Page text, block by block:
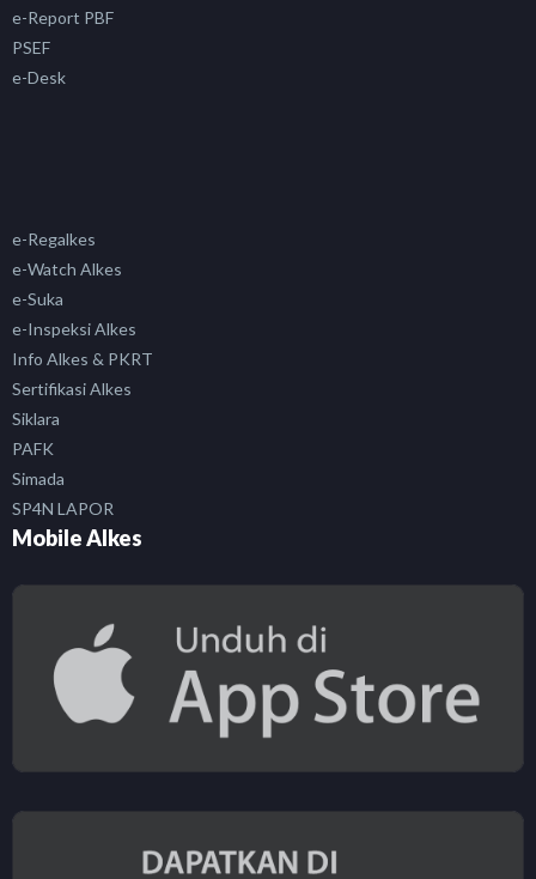
e-Report PBF
PSEF
e-Desk
e-Regalkes
e-Watch Alkes
e-Suka
e-Inspeksi Alkes
Info Alkes & PKRT
Sertifikasi Alkes
Siklara
PAFK
Simada
SP4N LAPOR
Mobile Alkes